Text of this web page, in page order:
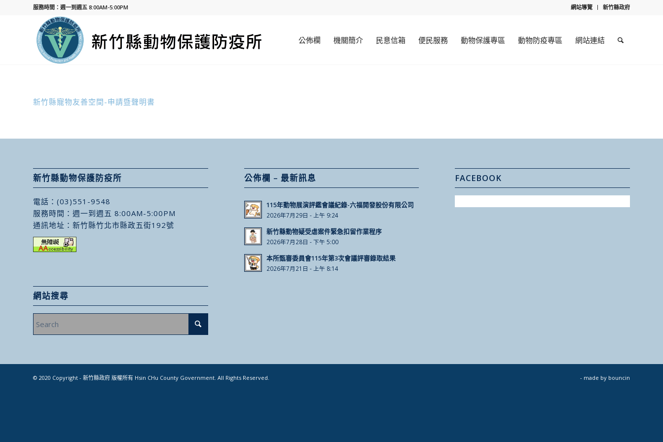
網站導覽 新竹縣政府
服務時間：週一到週五 8:00AM-5:00PM
公佈欄 機關簡介 民意信箱 便民服務 動物保護專區 動物防疫專區 網站連結
新竹縣寵物友善空間-申請暨聲明書
新竹縣動物保護防疫所
電話： (03)551-9548
服務時間：週一到週五 8:00AM-5:00PM
通訊地址： 新竹縣竹北市縣政五街192號
網站搜尋
公佈欄 – 最新訊息
115年動物展演評鑑會議紀錄-六福開發股份有限公司
2026年7月29日 - 上午 9:24
新竹縣動物疑受虐案件緊急扣留作業程序
2026年7月28日 - 下午 5:00
本所甄審委員會115年第3次會議評審錄取結果
2026年7月21日 - 上午 8:14
FACEBOOK
© 2020 Copyright - 新竹縣政府 版權所有 Hsin CHu County Government. All Rights Reserved. - made by bouncin